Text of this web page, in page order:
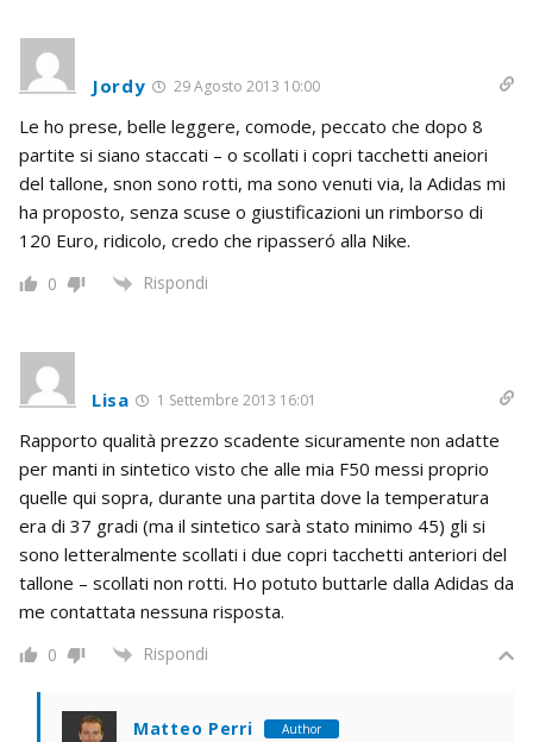
Jordy 29 Agosto 2013 10:00
Le ho prese, belle leggere, comode, peccato che dopo 8
partite si siano staccati – o scollati i copri tacchetti aneiori
del tallone, snon sono rotti, ma sono venuti via, la Adidas mi
ha proposto, senza scuse o giustificazioni un rimborso di
120 Euro, ridicolo, credo che ripasseró alla Nike.
0 Rispondi
Lisa 1 Settembre 2013 16:01
Rapporto qualità prezzo scadente sicuramente non adatte
per manti in sintetico visto che alle mia F50 messi proprio
quelle qui sopra, durante una partita dove la temperatura
era di 37 gradi (ma il sintetico sarà stato minimo 45) gli si
sono letteralmente scollati i due copri tacchetti anteriori del
tallone – scollati non rotti. Ho potuto buttarle dalla Adidas da
me contattata nessuna risposta.
0 Rispondi
Matteo Perri Author